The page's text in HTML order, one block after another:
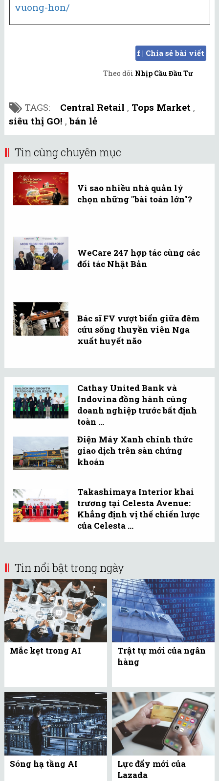
vuong-hon/
f | Chia sẻ bài viết
Theo dõi Nhịp Cầu Đầu Tư
TAGS: Central Retail , Tops Market ,
siêu thị GO! ,bán lẻ
Tin cùng chuyên mục
Vì sao nhiều nhà quản lý
chọn những "bài toán lớn"?
WeCare 247 hợp tác cùng các
đối tác Nhật Bản
Bác sĩ FV vượt biển giữa đêm
cứu sống thuyền viên Nga
xuất huyết não
Cathay United Bank và
Indovina đồng hành cùng
doanh nghiệp trước bất định
toàn ...
Điện Máy Xanh chính thức
giao dịch trên sàn chứng
khoán
Takashimaya Interior khai
trương tại Celesta Avenue:
Khẳng định vị thế chiến lược
của Celesta ...
Tin nổi bật trong ngày
Mắc kẹt trong AI
Trật tự mới của ngân
hàng
Sóng hạ tầng AI
Lực đẩy mới của
Lazada